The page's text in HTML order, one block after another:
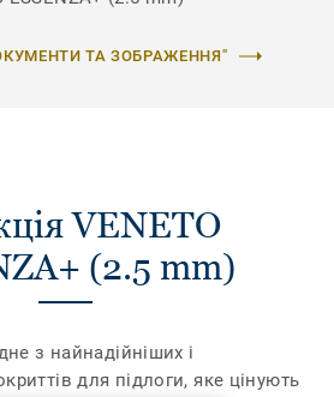
ТА ЗОБРАЖЕННЯ"
VENETO
(2.5 mm)
з найнадійніших і
для підлоги, яке цінують